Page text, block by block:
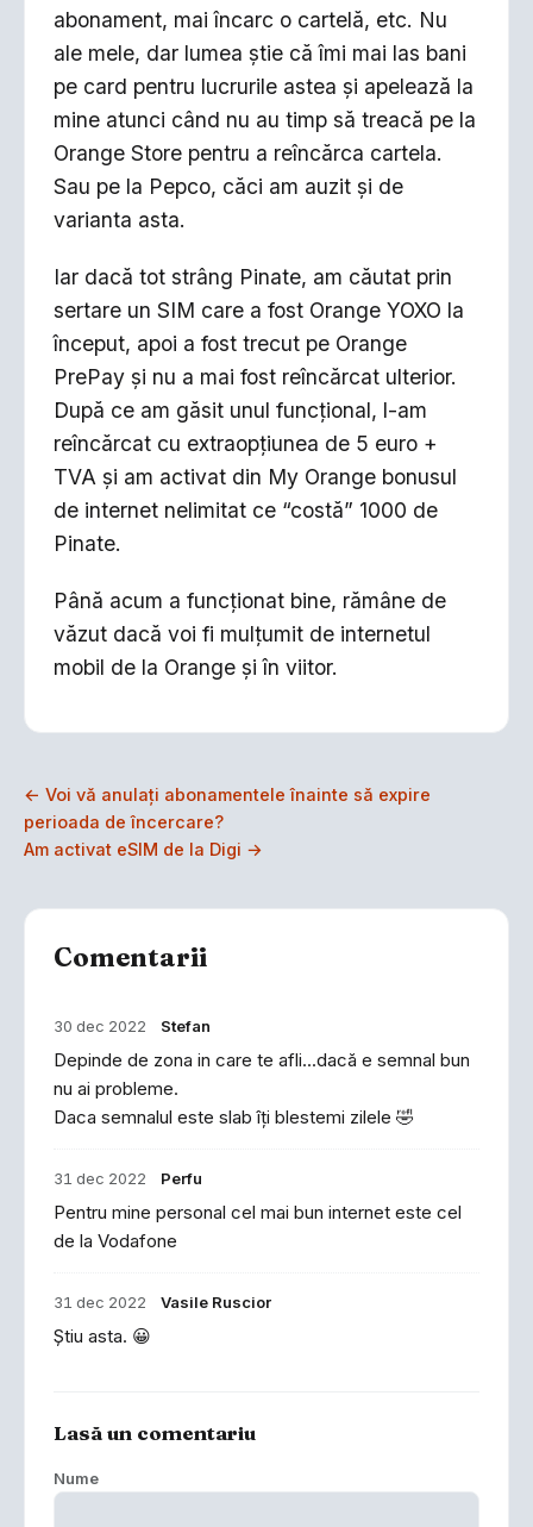
abonament, mai încarc o cartelă, etc. Nu
ale mele, dar lumea știe că îmi mai las bani
pe card pentru lucrurile astea și apelează la
mine atunci când nu au timp să treacă pe la
Orange Store pentru a reîncărca cartela.
Sau pe la Pepco, căci am auzit și de
varianta asta.
Iar dacă tot strâng Pinate, am căutat prin
sertare un SIM care a fost Orange YOXO la
început, apoi a fost trecut pe Orange
PrePay și nu a mai fost reîncărcat ulterior.
După ce am găsit unul funcțional, l-am
reîncărcat cu extraopțiunea de 5 euro +
TVA și am activat din My Orange bonusul
de internet nelimitat ce “costă” 1000 de
Pinate.
Până acum a funcționat bine, rămâne de
văzut dacă voi fi mulțumit de internetul
mobil de la Orange și în viitor.
← Voi vă anulați abonamentele înainte să expire
perioada de încercare?
Am activat eSIM de la Digi →
Comentarii
30 dec 2022 Stefan
Depinde de zona in care te afli...dacă e semnal bun
nu ai probleme.
Daca semnalul este slab îți blestemi zilele 🤣
31 dec 2022 Perfu
Pentru mine personal cel mai bun internet este cel
de la Vodafone
31 dec 2022 Vasile Ruscior
Știu asta. 😀
Lasă un comentariu
Nume